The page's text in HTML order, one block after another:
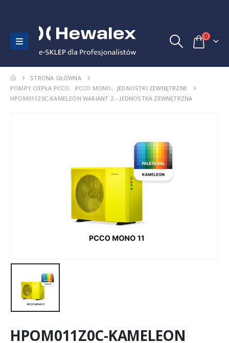
0
STRONA GŁÓWNA
POMPY CIEPŁA PCCO, PCCO MONO,
JEDNOSTKI ZEWNĘTRZNE
HPOM011Z0C-KAMELEON WARIANT 2 – JEDNOSTKA ZEWNĘTRZNA
HPOM011Z0C-KAMELEON